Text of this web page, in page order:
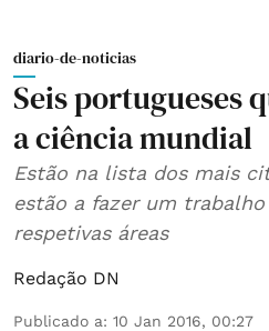
diario-de-noticias
Seis portugueses
a ciência mundial
Estão na lista dos mais
estão a fazer um
respetivas áreas
Redação DN
Publicado a: 10 Jan 2016, 00:27